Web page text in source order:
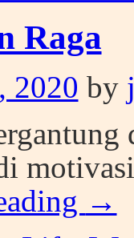
Raga
2020 by
→